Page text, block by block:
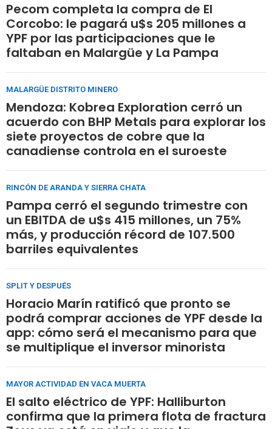
Pecom completa la compra de El
Corcobo: le pagará u$s 205 millones a
YPF por las participaciones que le
faltaban en Malargüe y La Pampa
MALARGÜE DISTRITO MINERO
Mendoza: Kobrea Exploration cerró un
acuerdo con BHP Metals para explorar los
siete proyectos de cobre que la
canadiense controla en el suroeste
RINCÓN DE ARANDA Y SIERRA CHATA
Pampa cerró el segundo trimestre con
un EBITDA de u$s 415 millones, un 75%
más, y producción récord de 107.500
barriles equivalentes
SPLIT Y DESPUÉS
Horacio Marín ratificó que pronto se
podrá comprar acciones de YPF desde la
app: cómo será el mecanismo para que
se multiplique el inversor minorista
MAYOR ACTIVIDAD EN VACA MUERTA
El salto eléctrico de YPF: Halliburton
confirma que la primera flota de fractura